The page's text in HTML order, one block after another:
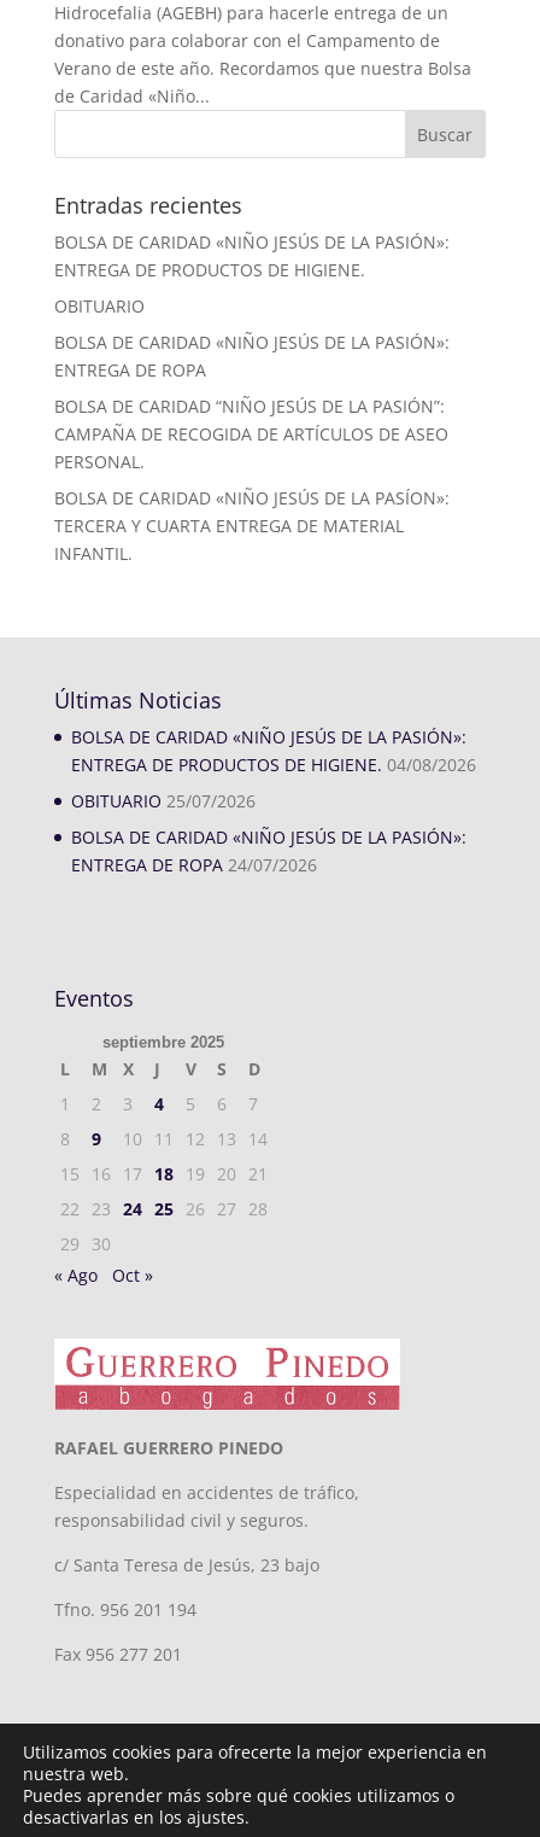
Hidrocefalia (AGEBH) para hacerle entrega de un
donativo para colaborar con el Campamento de
Verano de este año. Recordamos que nuestra Bolsa
de Caridad «Niño...
Entradas recientes
BOLSA DE CARIDAD «NIÑO JESÚS DE LA PASIÓN»:
ENTREGA DE PRODUCTOS DE HIGIENE.
OBITUARIO
BOLSA DE CARIDAD «NIÑO JESÚS DE LA PASIÓN»:
ENTREGA DE ROPA
BOLSA DE CARIDAD “NIÑO JESÚS DE LA PASIÓN”:
CAMPAÑA DE RECOGIDA DE ARTÍCULOS DE ASEO
PERSONAL.
BOLSA DE CARIDAD «NIÑO JESÚS DE LA PASÍON»:
TERCERA Y CUARTA ENTREGA DE MATERIAL
INFANTIL.
Últimas Noticias
BOLSA DE CARIDAD «NIÑO JESÚS DE LA PASIÓN»:
ENTREGA DE PRODUCTOS DE HIGIENE. 04/08/2026
OBITUARIO 25/07/2026
BOLSA DE CARIDAD «NIÑO JESÚS DE LA PASIÓN»:
ENTREGA DE ROPA 24/07/2026
Eventos
septiembre 2025
L M X J V S
D
1
2 3 4 5 6
7
8
9 10 11 12 13
14
15
16 17 18 19 20
21
22
23 24 25 26 27
28
29
30
« Ago
Oct »
RAFAEL GUERRERO PINEDO
Especialidad en accidentes de tráfico,
responsabilidad civil y seguros.
c/ Santa Teresa de Jesús, 23 bajo
Tfno. 956 201 194
Fax 956 277 201
Utilizamos cookies para ofrecerte la mejor experiencia en
nuestra web.
Puedes aprender más sobre qué cookies utilizamos o
desactivarlas en los ajustes.